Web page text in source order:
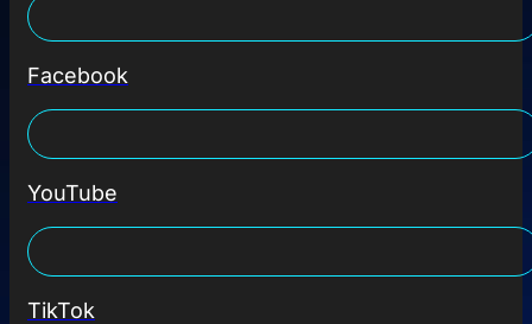
Facebook
YouTube
TikTok